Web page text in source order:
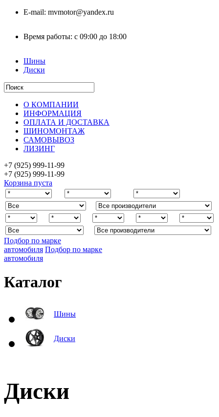
E-mail: mvmotor@yandex.ru
Время работы: с 09:00 до 18:00
Шины
Диски
О КОМПАНИИ
ИНФОРМАЦИЯ
ОПЛАТА И ДОСТАВКА
ШИНОМОНТАЖ
САМОВЫВОЗ
ЛИЗИНГ
+7 (925) 999-11-99
+7 (925) 999-11-99
Корзина пуста
Подбор по марке
автомобиля Подбор по марке
автомобиля
Каталог
Шины
Диски
Диски